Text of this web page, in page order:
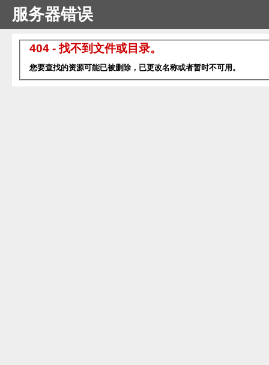
服务器错误
404 - 找不到文件或目录。
您要查找的资源可能已被删除，已更改名称或者暂时不可用。